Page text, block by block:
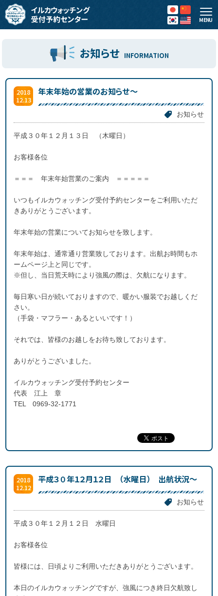
MENU
お知らせ INFORMATION
2018
12.13
年末年始の営業のお知らせ～
お知らせ
平成３０年１２月１３日 （木曜日）
お客様各位
＝＝＝ 年末年始営業のご案内 ＝＝＝＝＝
いつもイルカウォッチング受付予約センターをご利用いただ
きありがとうございます。
年末年始の営業についてお知らせを致します。
年末年始は、通常通り営業致しております。出航お時間もホ
ームページ上と同じです。
※但し、当日荒天時により強風の際は、欠航になります。
毎日寒い日が続いておりますので、暖かい服装でお越しくだ
さい。
（手袋・マフラー・あるといいです！）
それでは、皆様のお越しをお待ち致しております。
ありがとうございました。
イルカウォッチング受付予約センター
代表 江上 章
TEL 0969-32-1771
2018
12.12
平成３０年１２月１２日 （水曜日） 出航状況～
お知らせ
平成３０年１２月１２日 水曜日
お客様各位
皆様には、日頃よりご利用いただきありがとうございます。
本日のイルカウォッチングですが、強風につき終日欠航致し